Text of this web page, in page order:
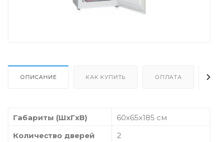
ОПИСАНИЕ КАК КУПИТЬ ОПЛАТА
Габариты (ШxГxВ)
60x65x185 см
Количество дверей
2